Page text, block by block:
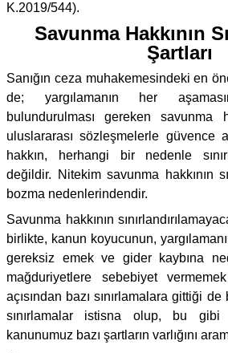
K.2019/544).
Savunma Hakkının
Şartları
Sanığın ceza muhakemesindeki en
de; yargılamanın her
bulundurulması gereken savunma
uluslararası sözleşmelerle güvence
hakkın, herhangi bir nedenle
değildir. Nitekim savunma hakkının
bozma nedenlerindendir.
Savunma hakkının
birlikte, kanun koyucunun,
gereksiz emek ve gider kaybına
mağduriyetlere sebebiyet
açısından bazı sınırlamalara gittiği
sınırlamalar istisna olup, bu
kanunumuz bazı şartların varlığını